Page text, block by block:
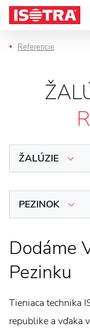
Preskočiť na obsah
Referencie
ŽALÚZIE
PEZINOK
Dodáme
Pezinku
Tieniaca technika
republike a vďaka